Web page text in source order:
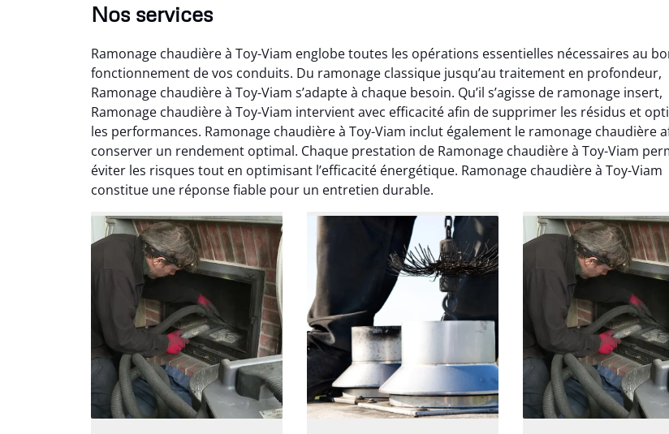
Nos services
Ramonage chaudière à Toy-Viam englobe toutes les opérations essentielles nécessaires au
fonctionnement de vos conduits. Du ramonage classique jusqu’au traitement en profondeur,
Ramonage chaudière à Toy-Viam s’adapte à chaque besoin. Qu’il s’agisse de ramonage insert,
Ramonage chaudière à Toy-Viam intervient avec efficacité afin de supprimer les résidus et
les performances. Ramonage chaudière à Toy-Viam inclut également le ramonage chaudière
conserver un rendement optimal. Chaque prestation de Ramonage chaudière à Toy-Viam
éviter les risques tout en optimisant l’efficacité énergétique. Ramonage chaudière à Toy-Viam
constitue une réponse fiable pour un entretien durable.
Nicolas Perrin
22 janvier 2026
Intervention rapide et très
propre pour le ramonage
débistrage. On sent tout de
suite la différence au niveau
du tirage. Très satisfait.
Yannick
Intervention très
pour le ramonage
de ma cheminée.
est nettement
plus aucune
propre et